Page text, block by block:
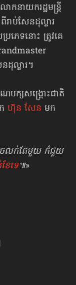
កនាយករដ្ឋមន្ត្រី
រាប់សែនដុល្លារ
ភេទនោះ ត្រូវគេ
ដុល្លារ។
ក្សសង្គ្រោះជាតិ
ហ៊ុន សែន មក
ច​លក់តែមួយ ក៌ជួយ
ែទេ៕»